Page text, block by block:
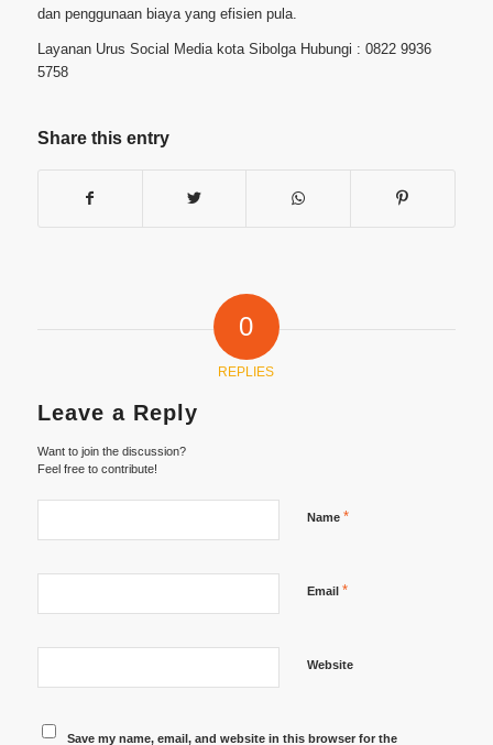
dan penggunaan biaya yang efisien pula.
Layanan Urus Social Media kota Sibolga Hubungi : 0822 9936
5758
Share this entry
0
REPLIES
Leave a Reply
Want to join the discussion?
Feel free to contribute!
Name *
Email *
Website
Save my name, email, and website in this browser for the